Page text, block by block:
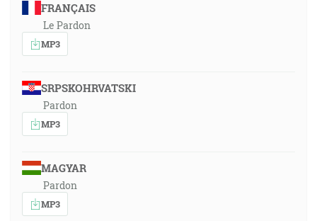
FRANÇAIS
Le Pardon
MP3
SRPSKOHRVATSKI
Pardon
MP3
MAGYAR
Pardon
MP3